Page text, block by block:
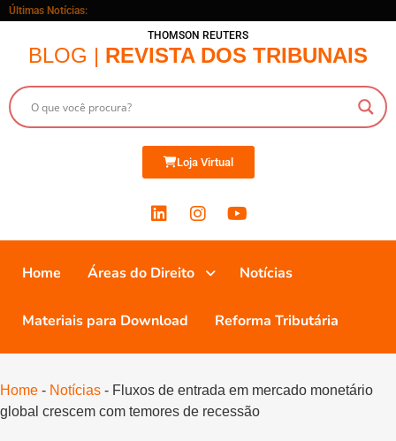
Últimas Notícias:
THOMSON REUTERS
BLOG | REVISTA DOS TRIBUNAIS
Loja Virtual
Home Áreas do Direito Notícias
Materiais para Download Reforma Tributária
Home - Notícias - Fluxos de entrada em mercado monetário
global crescem com temores de recessão